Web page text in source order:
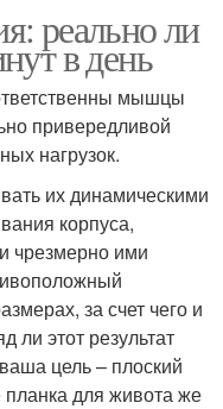
реально ли
в день
мышцы
привередливой
нагрузок.
их динамическими
корпуса,
чрезмерно ими
за счет чего и
ли этот результат
цель – плоский
для живота же